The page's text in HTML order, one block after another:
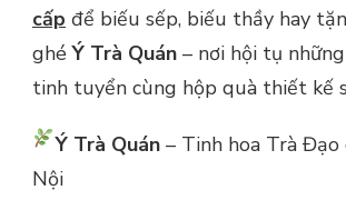
cấp để biếu sếp, biếu thầy hay
ghéÝ Trà Quán – nơi hội tụ
tinh tuyển cùng hộp quà thiết kế
Ý Trà Quán– Tinh hoa Trà Đạo
Nội